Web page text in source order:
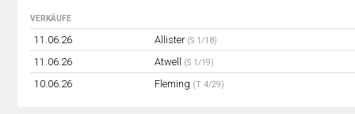
VERKÄUFE
11.06.26 Allister (S 1/18)
11.06.26
Atwell (S 1/19)
10.06.26
Fleming (T 4/29)